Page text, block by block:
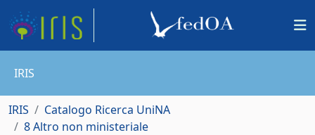
IRIS
IRIS
Catalogo Ricerca UniNA
8 Altro non ministeriale